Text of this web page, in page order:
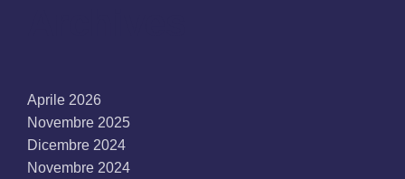
Aprile 2026
Novembre 2025
Dicembre 2024
Novembre 2024